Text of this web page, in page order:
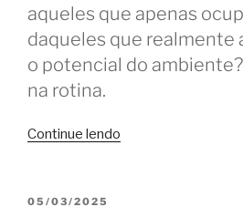
aqueles que apenas
daqueles que realmente
o potencial do
na rotina.
Continue lendo
PUBLICADO
05/03/2025